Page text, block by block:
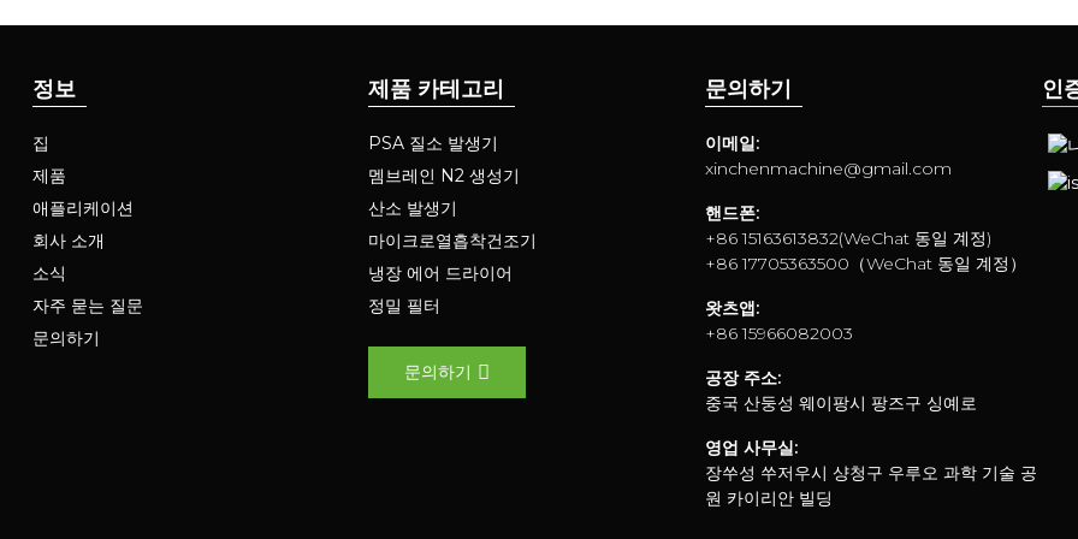
정보
집
제품
애플리케이션
회사 소개
소식
자주 묻는 질문
문의하기
제품 카테고리
PSA 질소 발생기
멤브레인 N2 생성기
산소 발생기
마이크로열흡착건조기
냉장 에어 드라이어
정밀 필터
문의하기
문의하기
이메일:
xinchenmachine@gmail.com
핸드폰:
+86 15163613832(WeChat 동일 계정)
+86 17705363500（WeChat 동일 계정）
왓츠앱:
+86 15966082003
공장 주소:
중국 산둥성 웨이팡시 팡즈구 싱예로
영업 사무실:
장쑤성 쑤저우시 샹청구 우루오 과학 기술 공
원 카이리안 빌딩
인